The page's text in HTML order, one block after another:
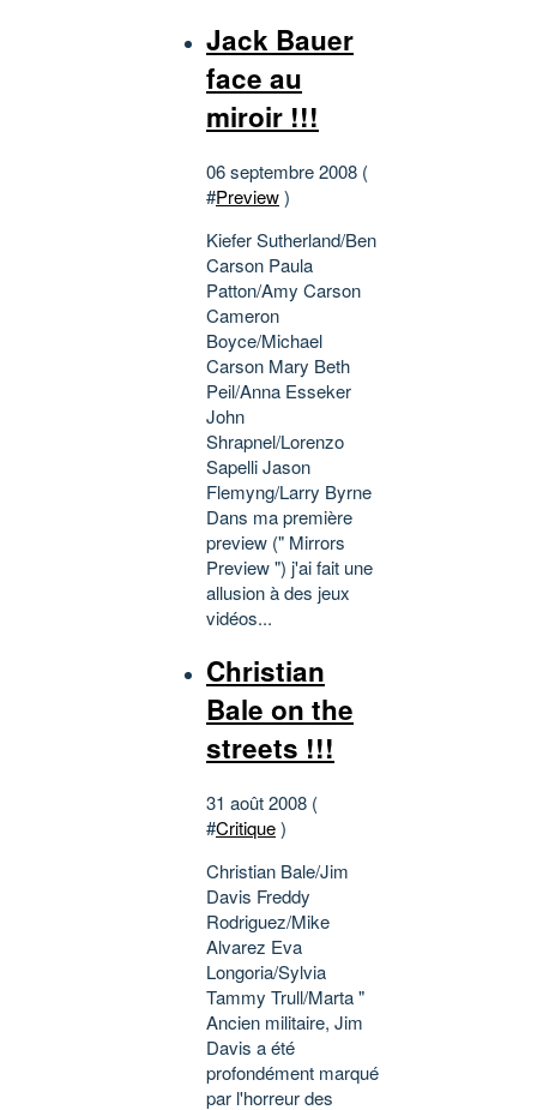
Jack Bauer
face au
miroir !!!
06 septembre 2008 (
#Preview)
Kiefer Sutherland/Ben
Carson Paula
Patton/Amy Carson
Cameron
Boyce/Michael
Carson Mary Beth
Peil/Anna Esseker
John
Shrapnel/Lorenzo
Sapelli Jason
Flemyng/Larry Byrne
Dans ma première
preview (" Mirrors
Preview ") j'ai fait une
allusion à des jeux
vidéos...
Christian
Bale on the
streets !!!
31 août 2008 (
#Critique)
Christian Bale/Jim
Davis Freddy
Rodriguez/Mike
Alvarez Eva
Longoria/Sylvia
Tammy Trull/Marta "
Ancien militaire, Jim
Davis a été
profondément marqué
par l'horreur des